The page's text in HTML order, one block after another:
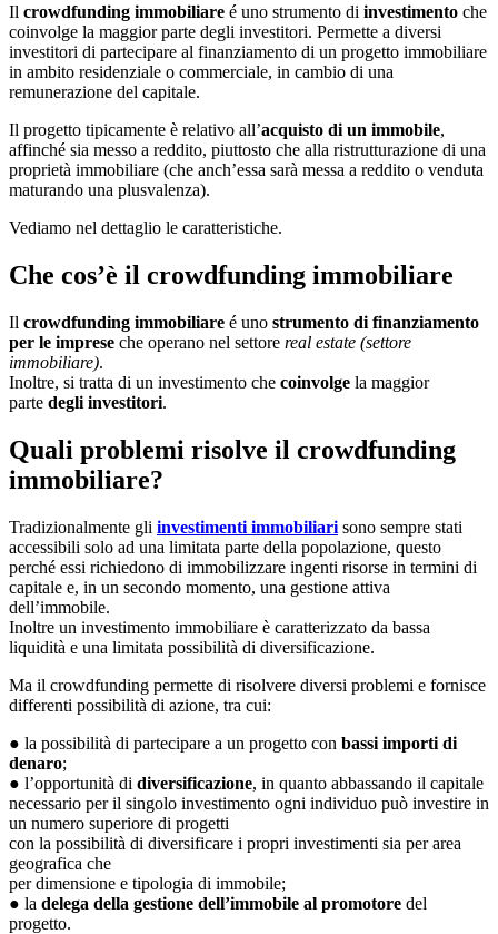
Il crowdfunding immobiliare é uno strumento di investimento che
coinvolge la maggior parte degli investitori. Permette a diversi
investitori di partecipare al finanziamento di un progetto immobiliare
in ambito residenziale o commerciale, in cambio di una
remunerazione del capitale.
Il progetto tipicamente è relativo all’acquisto di un immobile,
affinché sia messo a reddito, piuttosto che alla ristrutturazione di una
proprietà immobiliare (che anch’essa sarà messa a reddito o venduta
maturando una plusvalenza).
Vediamo nel dettaglio le caratteristiche.
Che cos’è il crowdfunding immobiliare
Il crowdfunding immobiliare é uno strumento di finanziamento
per le imprese che operano nel settore real estate (settore
immobiliare).
Inoltre, si tratta di un investimento che coinvolge la maggior
parte degli investitori.
Quali problemi risolve il crowdfunding
immobiliare?
Tradizionalmente gli investimenti immobiliari sono sempre stati
accessibili solo ad una limitata parte della popolazione, questo
perché essi richiedono di immobilizzare ingenti risorse in termini di
capitale e, in un secondo momento, una gestione attiva
dell’immobile.
Inoltre un investimento immobiliare è caratterizzato da bassa
liquidità e una limitata possibilità di diversificazione.
Ma il crowdfunding permette di risolvere diversi problemi e fornisce
differenti possibilità di azione, tra cui:
● la possibilità di partecipare a un progetto con bassi importi di
denaro;
● l’opportunità di diversificazione, in quanto abbassando il capitale
necessario per il singolo investimento ogni individuo può investire in
un numero superiore di progetti
con la possibilità di diversificare i propri investimenti sia per area
geografica che
per dimensione e tipologia di immobile;
● la delega della gestione dell’immobile al promotore del
progetto.